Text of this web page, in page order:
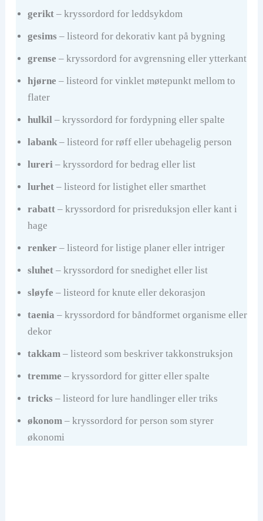
gerikt– kryssordord for leddsykdom
gesims – listeord for dekorativ kant på bygning
grense – kryssordord for avgrensning eller ytterkant
hjørne – listeord for vinklet møtepunkt mellom to
flater
hulkil– kryssordord for fordypning eller spalte
labank– listeord for røff eller ubehagelig person
lureri– kryssordord for bedrag eller list
lurhet– listeord for listighet eller smarthet
rabatt– kryssordord for prisreduksjon eller kant i
hage
renker – listeord for listige planer eller intriger
sluhet– kryssordord for snedighet eller list
sløyfe – listeord for knute eller dekorasjon
taenia – kryssordord for båndformet organisme eller
dekor
takkam– listeord som beskriver takkonstruksjon
tremme – kryssordord for gitter eller spalte
tricks – listeord for lure handlinger eller triks
økonom– kryssordord for person som styrer
økonomi